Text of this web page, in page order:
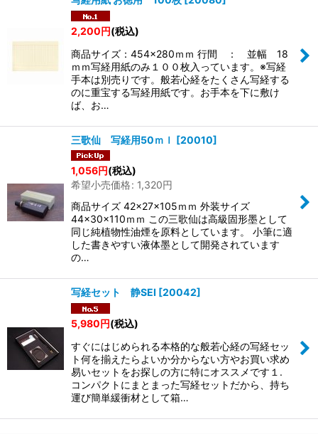
2,200円(税込)
商品サイズ：454×280ｍｍ 行間 ： 並幅 18
ｍｍ写経用紙のみ１００枚入っています。※写経
手本は別売りです。般若心経をたくさん写経する
のに重宝する写経用紙です。お手本を下に敷け
ば、お…
三歌仙 写経用50ｍｌ [20010]
1,056円(税込)
希望小売価格: 1,320円
商品サイズ 42×27×105ｍｍ 外装サイズ
44×30×110ｍｍ この三歌仙は高級固形墨として
同じ純植物性油煙を原料としています。 小筆に適
した書きやすい液体墨として開発されています
の…
写経セット 静SEI [20042]
5,980円(税込)
すぐにはじめられる本格的な般若心経の写経セッ
ト何を揃えたらよいか分からない方やお買い求め
易いセットをお探しの方に特にオススメです１.
コンパクトにまとまった写経セットだから、持ち
運び簡単緩衝材として箱…